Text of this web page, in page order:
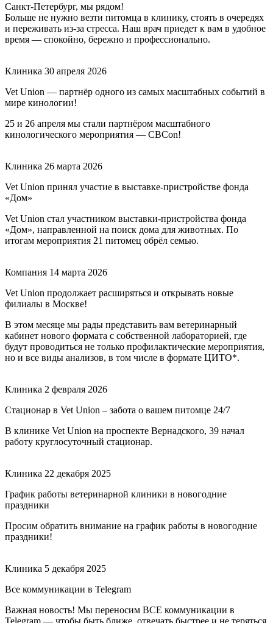
Санкт-Петербург, мы рядом!
Больше не нужно везти питомца в клинику, стоять в очередях
и переживать из-за стресса. Наш врач приедет к вам в удобное
время — спокойно, бережно и профессионально.
Клиника 30 апреля 2026
Vet Union — партнёр одного из самых масштабных событий в
мире кинологии!
25 и 26 апреля мы стали партнёром масштабного
кинологического мероприятия — CBCon!
Клиника 26 марта 2026
Vet Union принял участие в выставке-пристройстве фонда
«Дом»
Vet Union стал участником выставки-пристройства фонда
«Дом», направленной на поиск дома для животных. По
итогам мероприятия 21 питомец обрёл семью.
Компания 14 марта 2026
Vet Union продолжает расширяться и открывать новые
филиалы в Москве!
В этом месяце мы рады представить вам ветеринарный
кабинет нового формата с собственной лабораторией, где
будут проводиться не только профилактические мероприятия,
но и все виды анализов, в том числе в формате ЦИТО*.
Клиника 2 февраля 2026
Стационар в Vet Union – забота о вашем питомце 24/7
В клинике Vet Union на проспекте Вернадского, 39 начал
работу круглосуточный стационар.
Клиника 22 декабря 2025
График работы ветеринарной клиники в новогодние
праздники
Просим обратить внимание на график работы в новогодние
праздники!
Клиника 5 декабря 2025
Все коммуникации в Telegram
Важная новость! Мы переносим ВСЕ коммуникации в
Telegram — чтобы быть ближе, отвечать быстрее и не теряться